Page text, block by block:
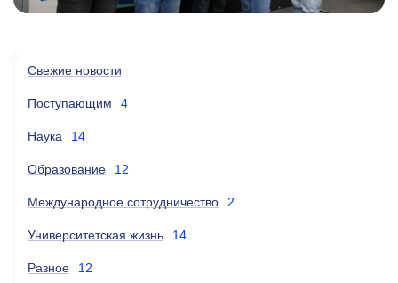
Свежие новости
Поступающим 4
Наука 14
Образование 12
Международное сотрудничество 2
Университетская жизнь 14
Разное 12